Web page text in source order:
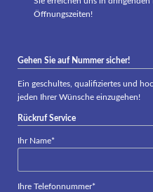
Öffnungszeiten!
Gehen Sie auf Nummer sicher!
Ein geschultes, qualifiziertes und
jeden Ihrer Wünsche einzugehen!
Rückruf Service
Pflichtfeld
Ihr Name*
Pflichtfeld
Ihre Telefonnummer*